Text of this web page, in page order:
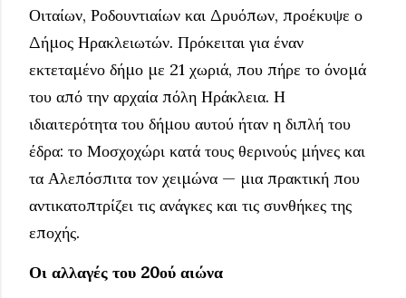
Οιταίων, Ροδουντιαίων και Δρυόπων, προέκυψε ο
Δήμος Ηρακλειωτών. Πρόκειται για έναν
εκτεταμένο δήμο με 21 χωριά, που πήρε το όνομά
του από την αρχαία πόλη Ηράκλεια. Η
ιδιαιτερότητα του δήμου αυτού ήταν η διπλή του
έδρα: το Μοσχοχώρι κατά τους θερινούς μήνες και
τα Αλεπόσπιτα τον χειμώνα — μια πρακτική που
αντικατοπτρίζει τις ανάγκες και τις συνθήκες της
εποχής.
Οι αλλαγές του 20ού αιώνα